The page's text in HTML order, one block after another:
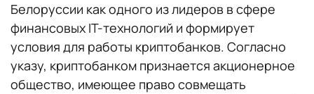
Белоруссии как одного из лидеров в сфере
финансовых IT-технологий и формирует
условия для работы криптобанков. Согласно
указу, криптобанком признается акционерное
общество, имеющее право совмещать